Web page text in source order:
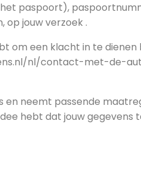
paspoort),
op jouw verzoek .
om een klacht in te
nl/contact-met-de-
neemt passende
hebt dat jouw gegevens